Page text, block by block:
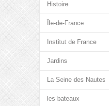
Histoire
Île-de-France
Institut de France
Jardins
La Seine des Nautes
les bateaux